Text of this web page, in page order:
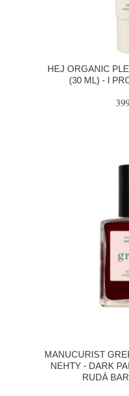
HEJ ORGANIC
(30 ML) - I
MANUCURIST
NEHTY - DARK
RUDÁ